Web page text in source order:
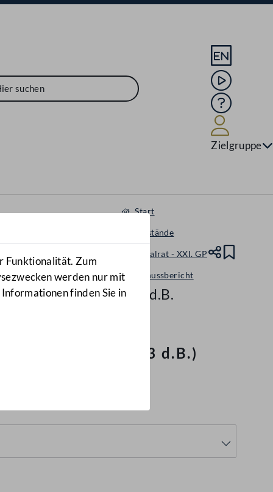
Sprache
Mediathek
Hilfe
Zielgruppe
Funktionalität. Zum
werden nur mit
finden Sie in
Start
Gegenstände
Nationalrat - XXI. GP
Ausschussbericht
303 d.B.
(303 d.B.)